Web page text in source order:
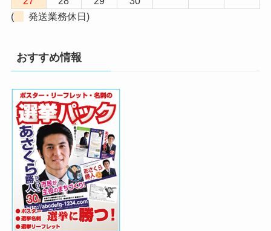
(
発送業務休日)
おすすめ情報